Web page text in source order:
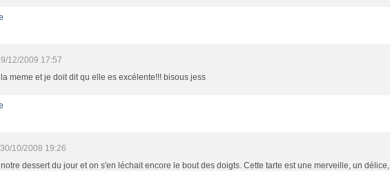
12/2009 17:57
meme et je doit dit qu elle es excélente!!! bisous jess
30/10/2008 19:26
dessert du jour et on s'en léchait encore le bout des doigts. Cette tarte est une merveille, un délice,